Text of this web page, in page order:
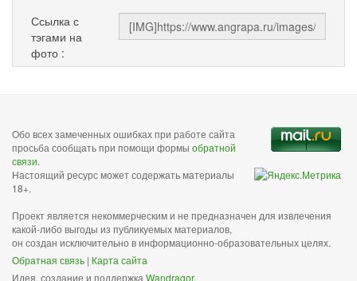
Ссылка с
тэгами на
фото :
Обо всех замеченных ошибках при работе сайта
просьба сообщать при помощи формы обратной
связи.
Настоящий ресурс может содержать материалы
18+.
Проект является некоммерческим и не предназначен для извлечения
какой-либо выгоды из публикуемых материалов,
он создан исключительно в информационно-образовательных целях.
Обратная связь | Карта сайта
Идея, создание и поддержка Wandragor.